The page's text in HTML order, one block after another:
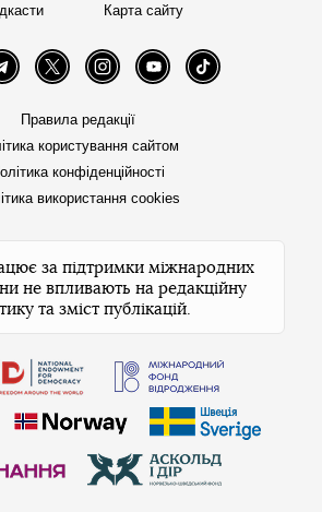
Карта сайту
TelegramTwitter InstagramYouTube TikTok
Правила редакції
користування сайтом
конфіденційності
використання cookies
за підтримки міжнародних
не впливають на редакційну
та зміст публікацій.